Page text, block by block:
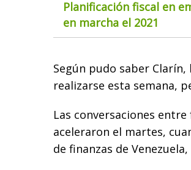
Planificación fiscal en
en marcha el 2021
Según pudo saber
realizarse esta semana,
Las conversaciones
aceleraron el martes,
de finanzas de